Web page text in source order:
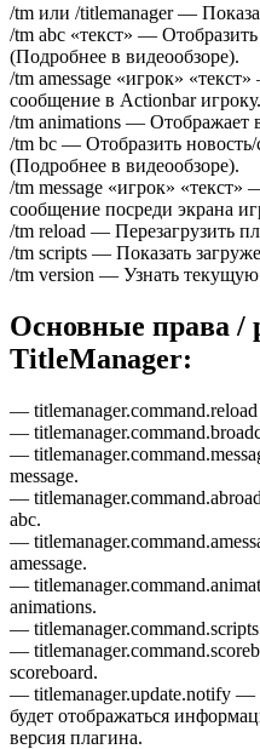
/tm или /titlemanager —
/tm abc «текст» —
(Подробнее в видеообзоре).
/tm amessage «игрок»
сообщение в Actionbar игроку.
/tm animations — Отображает
/tm bc — Отобразить
(Подробнее в видеообзоре).
/tm message «игрок» «текст»
сообщение посреди экрана
/tm reload — Перезагрузить
/tm scripts — Показать
/tm version — Узнать
Основные права /
TitleManager:
—
—
—
message.
—
abc.
—
amessage.
—
animations.
—
—
scoreboard.
— titlemanager.update.notify —
будет отображаться
версия плагина.